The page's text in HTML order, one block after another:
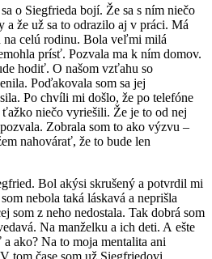
o Siegfrieda bojí. Že sa s ním niečo
a že už sa to odrazilo aj v práci. Má
na celú rodinu. Bola veľmi milá
prísť. Pozvala ma k ním domov.
hodiť. O našom vzťahu so
Poďakovala som sa jej
Po chvíli mi došlo, že po telefóne
niečo vyriešili. Že je to od nej
Zobrala som to ako výzvu –
nahovárať, že to bude len
Bol akýsi skrušený a potvrdil mi
nebola taká láskavá a neprišla
som z neho nedostala. Tak dobrá som
Na manželku a ich deti. A ešte
ako? Na to moja mentalita ani
tom čase som už Siegfriedovi